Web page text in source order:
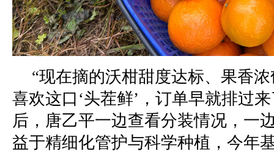
“现在摘的沃柑甜度达标、果香
喜欢这口‘头茬鲜’，订单早就排过
后，唐乙平一边查看分装情况，一
益于精细化管护与科学种植，今年